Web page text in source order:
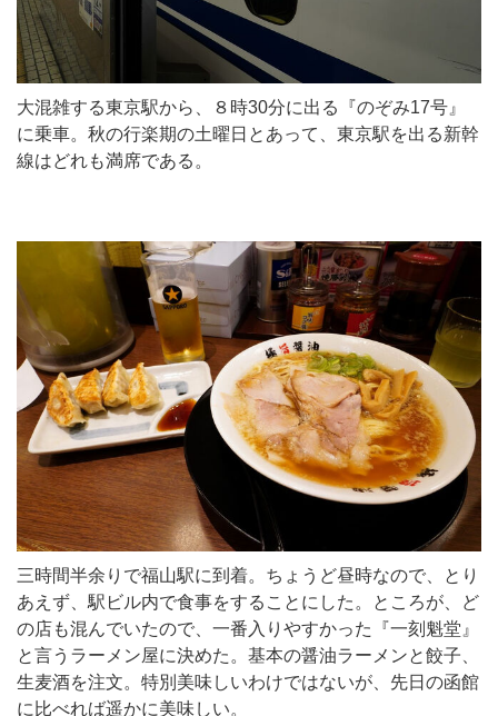
大混雑する東京駅から、８時30分に出る『のぞみ17号』
に乗車。秋の行楽期の土曜日とあって、東京駅を出る新幹
線はどれも満席である。
三時間半余りで福山駅に到着。ちょうど昼時なので、とり
あえず、駅ビル内で食事をすることにした。ところが、ど
の店も混んでいたので、一番入りやすかった『一刻魁堂』
と言うラーメン屋に決めた。基本の醤油ラーメンと餃子、
生麦酒を注文。特別美味しいわけではないが、先日の函館
に比べれば遥かに美味しい。